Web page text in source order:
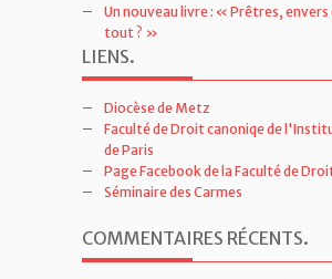
Un nouveau livre : « Prêtres,
tout ? »
LIENS.
Diocèse de Metz
Faculté de Droit canoniqe de
de Paris
Page Facebook de la Faculté de
Séminaire des Carmes
COMMENTAIRES RÉCENTS.